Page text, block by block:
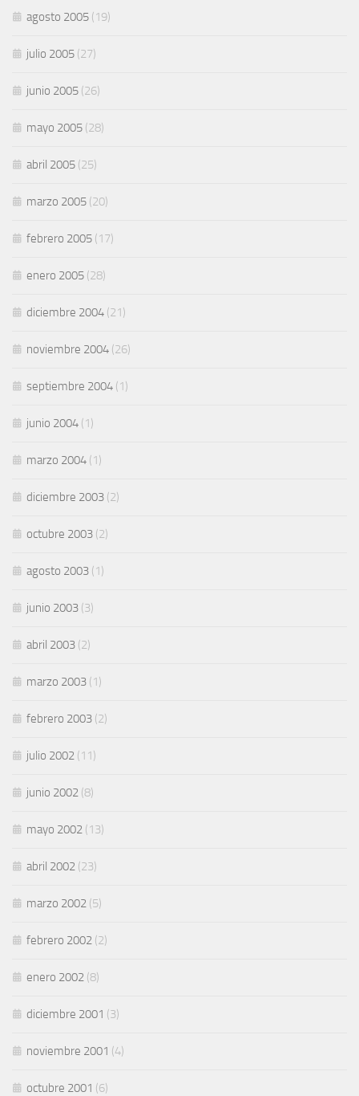
agosto 2005 (19)
julio 2005 (27)
junio 2005 (26)
mayo 2005 (28)
abril 2005 (25)
marzo 2005 (20)
febrero 2005 (17)
enero 2005 (28)
diciembre 2004 (21)
noviembre 2004 (26)
septiembre 2004 (1)
junio 2004 (1)
marzo 2004 (1)
diciembre 2003 (2)
octubre 2003 (2)
agosto 2003 (1)
junio 2003 (3)
abril 2003 (2)
marzo 2003 (1)
febrero 2003 (2)
julio 2002 (11)
junio 2002 (8)
mayo 2002 (13)
abril 2002 (23)
marzo 2002 (5)
febrero 2002 (2)
enero 2002 (8)
diciembre 2001 (3)
noviembre 2001 (4)
octubre 2001 (6)